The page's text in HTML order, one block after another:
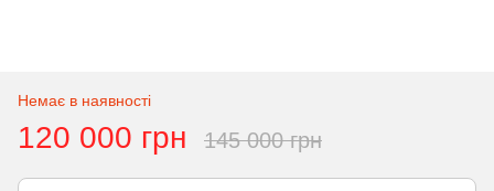
Немає в наявності
120 000 грн 145 000 грн